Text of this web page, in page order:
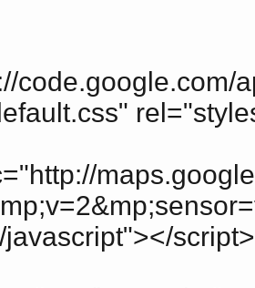
code.google.com/
script>